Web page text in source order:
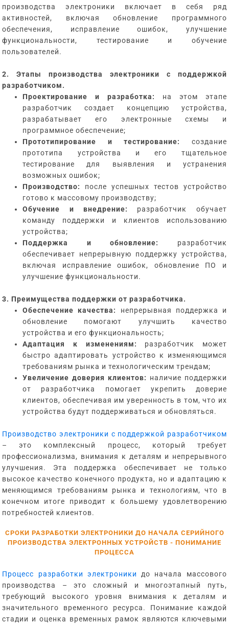
производства электроники включает в себя ряд
активностей, включая обновление программного
обеспечения, исправление ошибок, улучшение
функциональности, тестирование и обучение
пользователей.
2. Этапы производства электроники с поддержкой
разработчиком.
Проектирование и разработка:
на этом этапе
разработчик создает концепцию устройства,
разрабатывает его электронные схемы и
программное обеспечение;
Прототипирование и тестирование:
создание
прототипа устройства и его тщательное
тестирование для выявления и устранения
возможных ошибок;
Производство:
после успешных тестов устройство
готово к массовому производству;
Обучение и внедрение:
разработчик обучает
команду поддержки и клиентов использованию
устройства;
Поддержка и обновление:
разработчик
обеспечивает непрерывную поддержку устройства,
включая исправление ошибок, обновление ПО и
улучшение функциональности.
3. Преимущества поддержки от разработчика.
Обеспечение качества:
непрерывная поддержка и
обновление помогают улучшить качество
устройства и его функциональность;
Адаптация к изменениям: разработчик может
быстро адаптировать устройство к изменяющимся
требованиям рынка и технологическим трендам;
Увеличение доверия клиентов: наличие поддержки
от разработчика помогает укрепить доверие
клиентов, обеспечивая им уверенность в том, что их
устройства будут поддерживаться и обновляться.
Производство электроники с поддержкой разработчиком
– это комплексный процесс, который требует
профессионализма, внимания к деталям и непрерывного
улучшения. Эта поддержка обеспечивает не только
высокое качество конечного продукта, но и адаптацию к
меняющимся требованиям рынка и технологиям, что в
конечном итоге приводит к большему удовлетворению
потребностей клиентов.
СРОКИ РАЗРАБОТКИ ЭЛЕКТРОНИКИ ДО НАЧАЛА СЕРИЙНОГО
ПРОИЗВОДСТВА ЭЛЕКТРОННЫХ УСТРОЙСТВ - ПОНИМАНИЕ
ПРОЦЕССА
Процесс разработки электроники
до начала массового
производства – это сложный и многоэтапный путь,
требующий высокого уровня внимания к деталям и
значительного временного ресурса. Понимание каждой
стадии и оценка временных рамок являются ключевыми